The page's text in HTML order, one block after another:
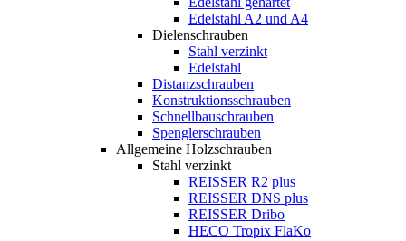
Edelstahl A2 und A4
Dielenschrauben
Stahl verzinkt
Edelstahl
Distanzschrauben
Konstruktionsschrauben
Schnellbauschrauben
Spenglerschrauben
Allgemeine Holzschrauben
Stahl verzinkt
REISSER R2 plus
REISSER DNS plus
REISSER Dribo
HECO Tropix FlaKo